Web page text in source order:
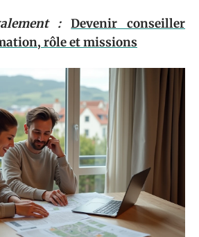
:
Devenir conseiller
rôle et missions